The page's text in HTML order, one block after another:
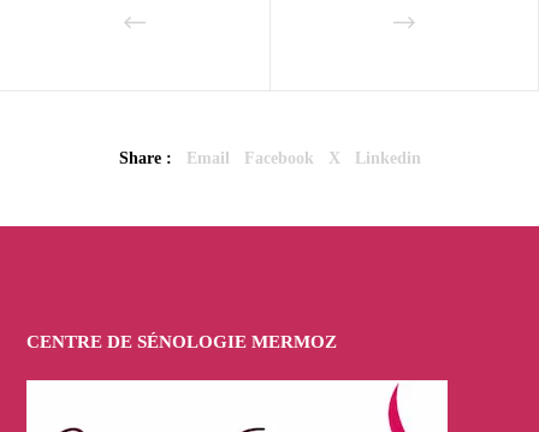
Share : Email Facebook X Linkedin
CENTRE DE SÉNOLOGIE MERMOZ